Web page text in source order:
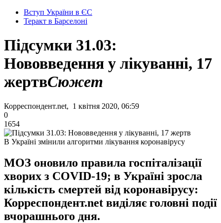
Вступ України в ЄС
Теракт в Барселоні
Підсумки 31.03:
Нововведення у лікуванні, 17
жертвСюжет
Корреспондент.net, 1 квітня 2020, 06:59
0
1654
В Україні змінили алгоритми лікування коронавірусу
МОЗ оновило правила госпіталізації
хворих з COVID-19; в Україні зросла
кількість смертей від коронавірусу:
Корреспондент.net виділяє головні події
вчорашнього дня.